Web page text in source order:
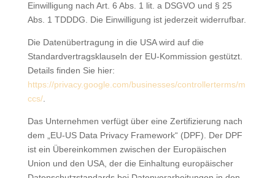
Einwilligung nach Art. 6 Abs. 1 lit. a DSGVO und § 25
Abs. 1 TDDDG. Die Einwilligung ist jederzeit widerrufbar.
Die Datenübertragung in die USA wird auf die
Standardvertragsklauseln der EU-Kommission gestützt.
Details finden Sie hier:
https://privacy.google.com/businesses/controllerterms/m
ccs/.
Das Unternehmen verfügt über eine Zertifizierung nach
dem „EU-US Data Privacy Framework“ (DPF). Der DPF
ist ein Übereinkommen zwischen der Europäischen
Union und den USA, der die Einhaltung europäischer